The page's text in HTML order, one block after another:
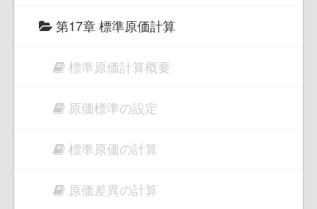
第17章 標準原価計算
標準原価計算概要
原価標準の設定
標準原価の計算
原価差異の計算